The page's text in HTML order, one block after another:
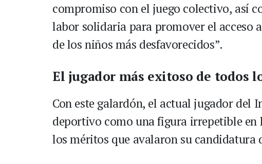
compromiso con el juego colectivo, así
labor solidaria para promover el acceso
de los niños más desfavorecidos”.
El jugador más exitoso de todos
Con este galardón, el actual jugador del
deportivo como una figura irrepetible
los méritos que avalaron su candidatura